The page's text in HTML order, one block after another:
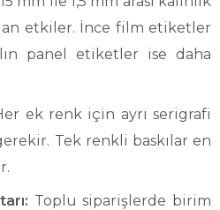
etkiler. İnce film etiketler
panel etiketler ise daha
ek renk için ayrı serigrafi
Tek renkli baskılar en
Toplu siparişlerde birim